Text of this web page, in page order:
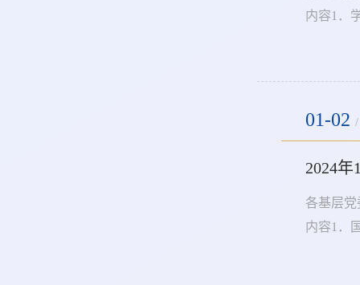
内容1．
01-02 /
2024
各基层党
内容1．